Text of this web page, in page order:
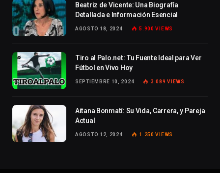
Beatriz de Vicente: Una Biografía
Detallada e Información Esencial
AGOSTO 18, 2024 5.900VIEWS
Tiro al Palo.net: Tu Fuente Ideal para Ver
Fútbol en Vivo Hoy
SEPTIEMBRE 10, 2024 3.089VIEWS
Aitana Bonmatí: Su Vida, Carrera, y Pareja
Actual
AGOSTO 12, 2024 1.250VIEWS